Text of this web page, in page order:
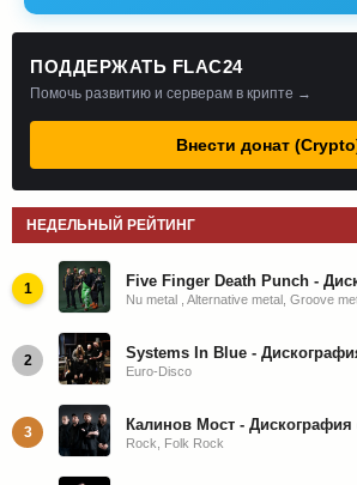
ПОДДЕРЖАТЬ FLAC24
Помочь развитию и серверам в крипте →
Внести донат
НЕДЕЛЬНЫЙ РЕЙТИНГ
1
Nu metal , Alternative metal, Groove
2 Systems In Blue -
Euro-Disco
3 Калинов Мост - Дискография
Rock, Folk Rock